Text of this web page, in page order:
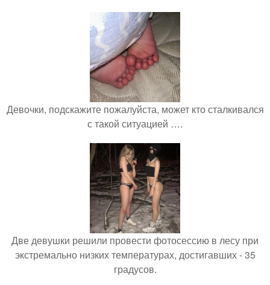
Девочки, подскажите пожалуйста, может кто сталкивался
с такой ситуацией ….
Две девушки решили провести фотосессию в лесу при
экстремально низких температурах, достигавших - 35
градусов.